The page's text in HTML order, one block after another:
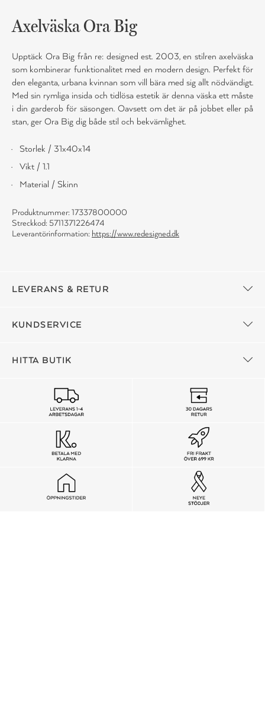
Axelväska Ora Big
Upptäck Ora Big från re: designed est. 2003, en stilren axelväska
som kombinerar funktionalitet med en modern design. Perfekt för
den eleganta, urbana kvinnan som vill bära med sig allt nödvändigt.
Med sin rymliga insida och tidlösa estetik är denna väska ett måste
i din garderob för säsongen. Oavsett om det är på jobbet eller på
stan, ger Ora Big dig både stil och bekvämlighet.
Storlek / 31x40x14
Vikt / 1.1
Material / Skinn
Produktnummer: 17337800000
Streckkod: 5711371226474
Leverantörinformation: https://www.redesigned.dk
LEVERANS & RETUR
KUNDSERVICE
HITTA BUTIK